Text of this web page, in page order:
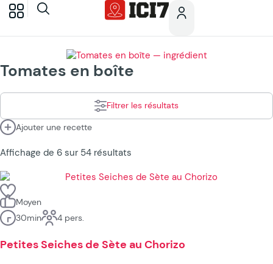
Tomates en boîte
Filtrer les résultats
Ajouter une recette
Affichage de 6 sur 54 résultats
Moyen
30min
4 pers.
Petites Seiches de Sète au Chorizo